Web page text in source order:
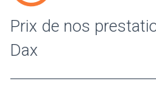
Prix de nos
Dax